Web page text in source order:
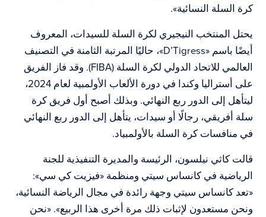
كرة السلة النسائية».
يحتل المنتخب النيجيري لكرة السلة للسيدات، المعروف
أيضًا باسم «D’Tigress»، حاليًا المرتبة الثامنة في التصنيف
العالمي للاتحاد الدولي لكرة السلة (FIBA). وقد فاز الفريق
على أستراليا وكندا في دورة الألعاب الأولمبية لعام 2024،
ليتأهل إلى الدور ربع النهائي. وبذلك أصبح أول فريق كرة
سلة أفريقي، رجالًا أو سيدات، يتأهل إلى الدور ربع النهائي
في منافسات كرة السلة بالأولمبياد.
قالت كاثي نيلسون، الرئيسة والمديرة التنفيذية للجنة
الرياضية في كانساس سيتي ومنظمة «فيزيت كي سي»:
«تعد كانساس سيتي وجهة رائدة في مجال الرياضة النسائية،
ونحن مستعدون لإثبات ذلك مرة أخرى هذا الربيع». «نحن